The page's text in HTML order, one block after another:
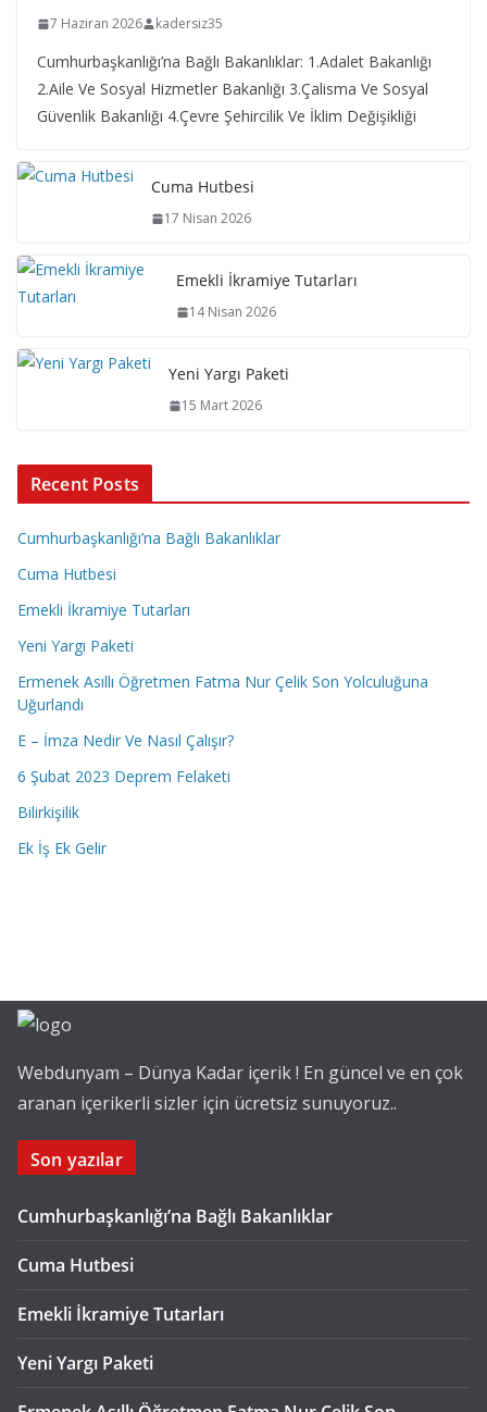
7 Haziran 2026 kadersiz35
Cumhurbaşkanlığı’na Bağlı Bakanlıklar: 1.Adalet Bakanlığı
2.Aile Ve Sosyal Hizmetler Bakanlığı 3.Çalisma Ve Sosyal
Güvenlik Bakanlığı 4.Çevre Şehircilik Ve İklim Değişikliği
Cuma Hutbesi
17 Nisan 2026
Emekli İkramiye Tutarları
14 Nisan 2026
Yeni Yargı Paketi
15 Mart 2026
Recent Posts
Cumhurbaşkanlığı’na Bağlı Bakanlıklar
Cuma Hutbesi
Emekli İkramiye Tutarları
Yeni Yargı Paketi
Ermenek Asıllı Öğretmen Fatma Nur Çelik Son Yolculuğuna
Uğurlandı
E – İmza Nedir Ve Nasıl Çalışır?
6 Şubat 2023 Deprem Felaketi
Bilirkişilik
Ek İş Ek Gelir
Webdunyam – Dünya Kadar içerik ! En güncel ve en çok
aranan içerikerli sizler için ücretsiz sunuyoruz..
Son yazılar
Cumhurbaşkanlığı’na Bağlı Bakanlıklar
Cuma Hutbesi
Emekli İkramiye Tutarları
Yeni Yargı Paketi